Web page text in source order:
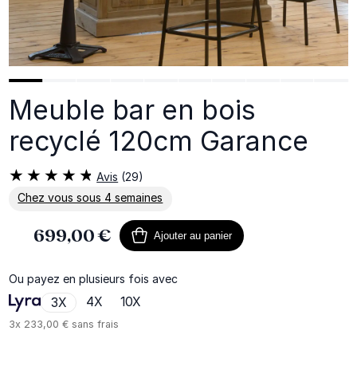
Meuble bar en bois
recyclé 120cm Garance
Avis (29)
Chez vous sous 4 semaines
En savoir plus sur la livraison
699,00 € Ajouter au panier
Ou payez en plusieurs fois avec
3X 4X 10X
3x 233,00 € sans frais